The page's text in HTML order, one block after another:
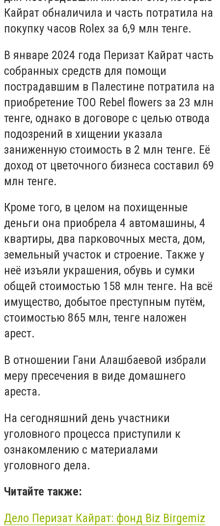
Кайрат обналичила и часть потратила на
покупку часов Rolex за 6,9 млн тенге.
В январе 2024 года Перизат Кайрат часть
собранных средств для помощи
пострадавшим в Палестине потратила на
приобретение ТОО Rebel flowers за 23 млн
тенге, однако в договоре с целью отвода
подозрений в хищении указала
заниженную стоимость в 2 млн тенге. Её
доход от цветочного бизнеса составил 69
млн тенге.
Кроме того, в целом на похищенные
деньги она приобрела 4 автомашины, 4
квартиры, два парковочных места, дом,
земельный участок и строение. Также у
неё изъяли украшения, обувь и сумки
общей стоимостью 158 млн тенге. На всё
имущество, добытое преступным путём,
стоимостью 865 млн, тенге наложен
арест.
В отношении Гани Алашбаевой избрали
меру пресечения в виде домашнего
ареста.
На сегодняшний день участники
уголовного процесса приступили к
ознакомлению с материалами
уголовного дела.
Читайте также:
Дело Перизат Кайрат: фонд Biz Birgemiz